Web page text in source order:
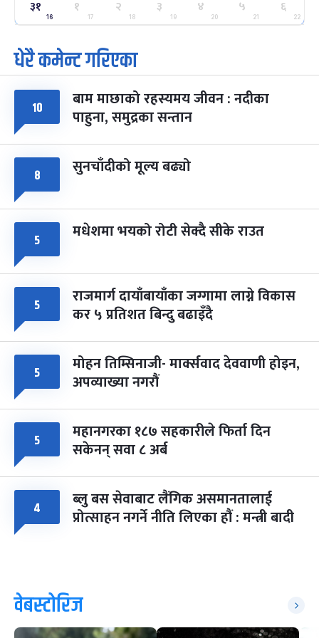
२५
मंगल फाल्गुन २५, २०८३ Mar 9, 2027
७ महिना बाँकी
७
आइत
पूर्णिमा व्रत
चैत्र ७, २०८३-Mar 21, 2027
८ फागुपूर्णिमा
चैत्र ८, २०८३-Mar 22, 2027
७ महिना बाँकी
३१
16
१
17
२
18
३
19
४
20
५
21
६
22
धेरै कमेन्ट गरिएका
१० बाम माछाको रहस्यमय जीवन : नदीका
पाहुना, समुद्रका सन्तान
८ सुनचाँदीको मूल्य बढ्यो
५ मधेशमा भयको रोटी सेक्दै सीके राउत
५ राजमार्ग दायाँबायाँका जग्गामा लाग्ने विकास
कर ५ प्रतिशत बिन्दु बढाइँदै
५ मोहन तिम्सिनाजी- मार्क्सवाद देववाणी होइन,
अपव्याख्या नगरौं
५ महानगरका १८७ सहकारीले फिर्ता दिन
सकेनन् सवा ८ अर्ब
४ ब्लु बस सेवाबाट लैंगिक असमानतालाई
प्रोत्साहन नगर्ने नीति लिएका हौं : मन्त्री बादी
वेबस्टोरिज